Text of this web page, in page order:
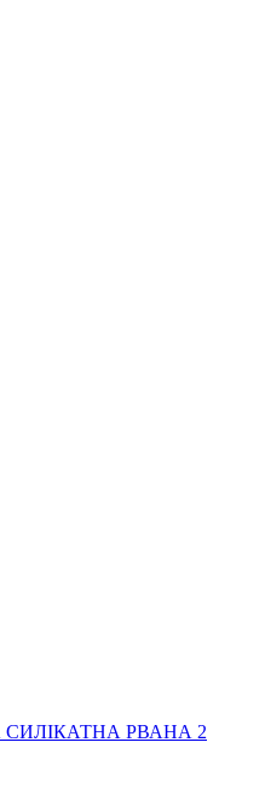
РВАНА 2